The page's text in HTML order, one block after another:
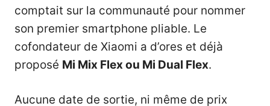
comptait sur la communauté pour nommer
son premier smartphone pliable. Le
cofondateur de Xiaomi a d’ores et déjà
proposé Mi Mix Flex ou Mi Dual Flex.
Aucune date de sortie, ni même de prix